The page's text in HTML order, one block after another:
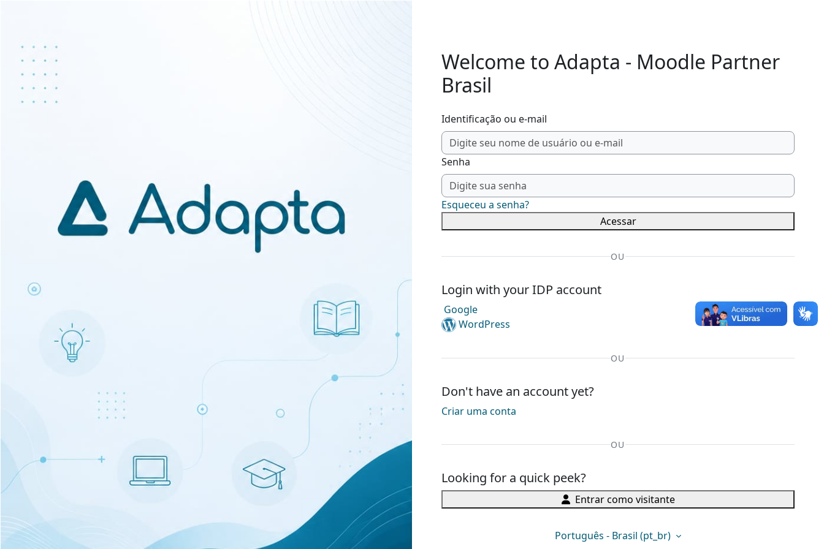
Welcome to Adapta - Moodle Partner
Brasil
Identificação ou e-mail
Senha
Esqueceu a senha?
Acessar
OU
Login with your IDP account
Google
WordPress
OU
Don't have an account yet?
Criar uma conta
OU
Looking for a quick peek?
Entrar como visitante
Português - Brasil ‎(pt_br)‎